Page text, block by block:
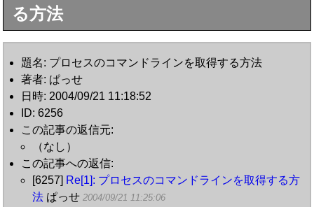
る方法
題名: プロセスのコマンドラインを取得する方法
著者: ぱっせ
日時: 2004/09/21 11:18:52
ID: 6256
この記事の返信元:
（なし）
この記事への返信:
[6257] Re[1]: プロセスのコマンドラインを取得する方
法 ぱっせ 2004/09/21 11:25:06